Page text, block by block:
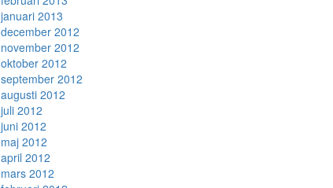
januari 2013
december 2012
november 2012
oktober 2012
september 2012
augusti 2012
juli 2012
juni 2012
maj 2012
april 2012
mars 2012